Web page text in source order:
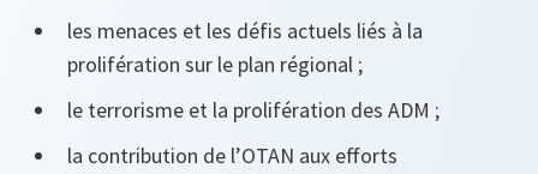
les menaces et les défis actuels liés à la
prolifération sur le plan régional ;
le terrorisme et la prolifération des ADM ;
la contribution de l’OTAN aux efforts